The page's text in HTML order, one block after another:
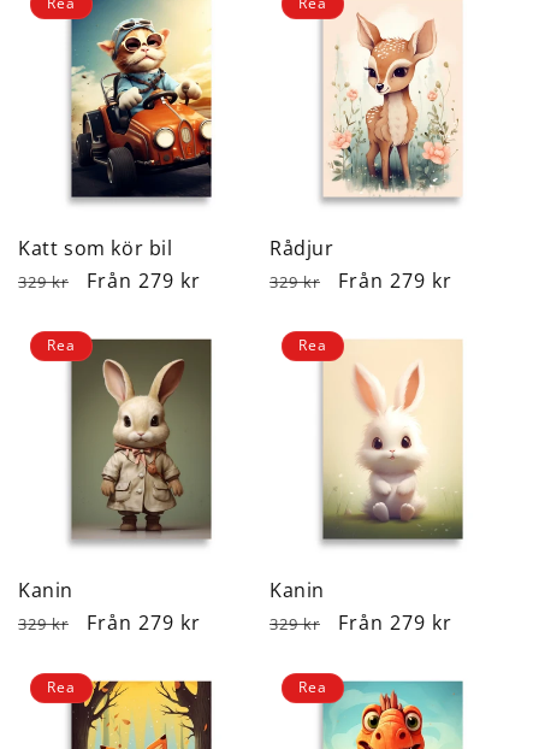
Katt som kör bil
Ordinarie
329 kr Försäljningspris
Från 279 kr
Rådjur
Ordinarie
329 kr Försäljningspris
Från 279 kr
Rea
Kanin
Ordinarie
329 kr Försäljningspris
Från 279 kr
Rea
Kanin
Ordinarie
329 kr Försäljningspris
Från 279 kr
Rea Rea